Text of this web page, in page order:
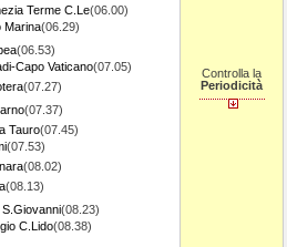
Terme C.Le(06.00)
Marina(06.29)
(06.53)
Capo Vaticano(07.05)
(07.27)
(07.37)
Tauro(07.45)
(07.53)
(08.02)
(08.13)
S.Giovanni(08.23)
C.Lido(08.38)
Controlla la
Periodicità